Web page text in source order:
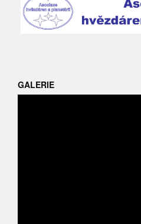
GALERIE